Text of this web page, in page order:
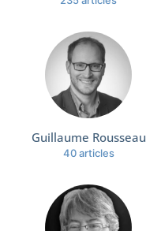
Guillaume Rousseau
40 articles